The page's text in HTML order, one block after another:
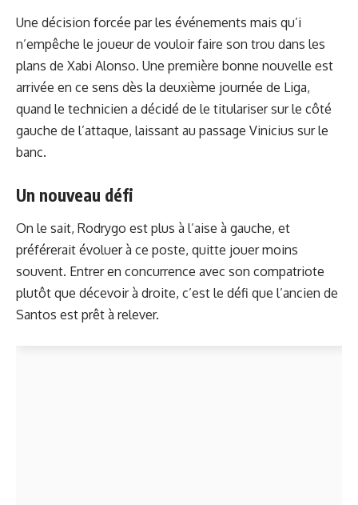
Une décision forcée par les événements mais qu’i
n’empêche le joueur de vouloir faire son trou dans les
plans de Xabi Alonso. Une première bonne nouvelle est
arrivée en ce sens dès la deuxième journée de Liga,
quand le technicien a décidé de le titulariser sur le côté
gauche de l’attaque, laissant au passage Vinicius sur le
banc.
Un nouveau défi
On le sait, Rodrygo est plus à l’aise à gauche, et
préférerait évoluer à ce poste, quitte jouer moins
souvent. Entrer en concurrence avec son compatriote
plutôt que décevoir à droite, c’est le défi que l’ancien de
Santos est prêt à relever.